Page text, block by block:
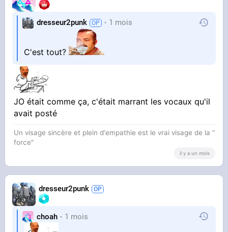
dresseur2punk 1 mois
C'est tout?
JO était comme ça, c'était marrant les vocaux qu'il
avait posté
Un visage sincère et plein d'empathie est le vrai visage de la "
force"
il y a un mois
dresseur2punk
choah 1 mois